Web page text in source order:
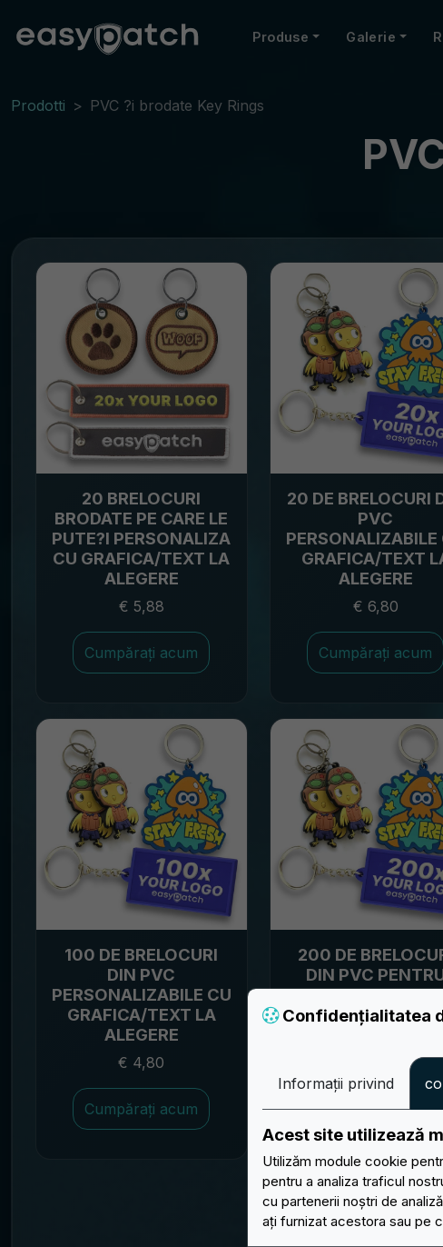
Produse Galerie
Prodotti PVC ?i brodate Key Rings
20 BRELOCURI
BRODATE PE CARE LE
PUTE?I PERSONALIZA
CU GRAFICA/TEXT LA
ALEGERE
€ 5,88
Cumpărați acum
20 DE BRELOCURI
PVC
PERSONALIZABILE
GRAFICA/TEXT
ALEGERE
€ 6,80
Cumpărați acum
100 DE BRELOCURI
DIN PVC
PERSONALIZABILE CU
GRAFICA/TEXT LA
ALEGERE
€ 4,80
Cumpărați acum
200 DE
DIN PVC
PERSONALIZARE
GRAFICA/TEXT
Cumpărați acum
Confidențialitatea
Informații privind
Acest site utilizează
Utilizăm module cookie
pentru a analiza traficul
cu partenerii noștri de
ați furnizat acestora sau pe